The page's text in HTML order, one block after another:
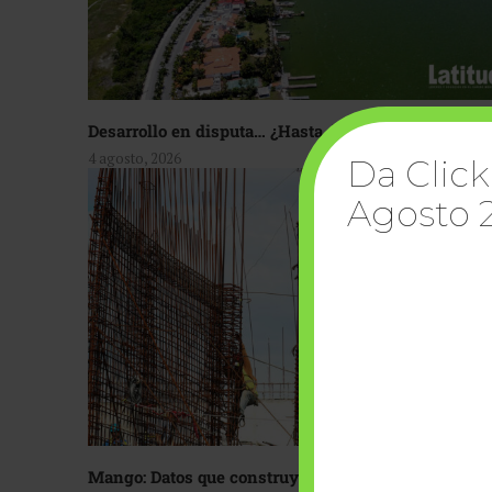
Desarrollo en disputa… ¿Hasta dónde crecer?
4 agosto, 2026
Mango: Datos que construyen confianza
Da
Agosto